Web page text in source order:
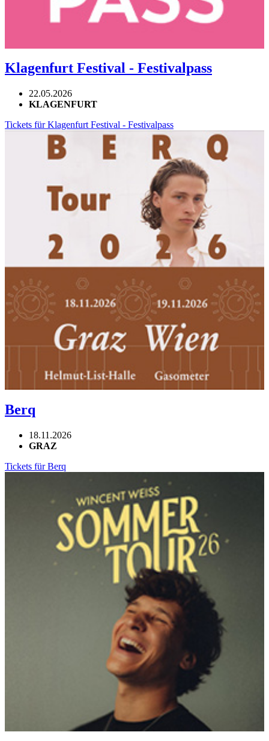
Klagenfurt Festival - Festivalpass
22.05.2026
KLAGENFURT
Tickets für Klagenfurt Festival - Festivalpass
Berq
18.11.2026
GRAZ
Tickets für Berq